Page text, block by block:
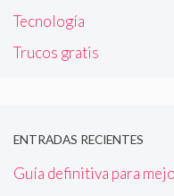
Tecnología
Trucos gratis
ENTRADAS RECIENTES
Guía definitiva para